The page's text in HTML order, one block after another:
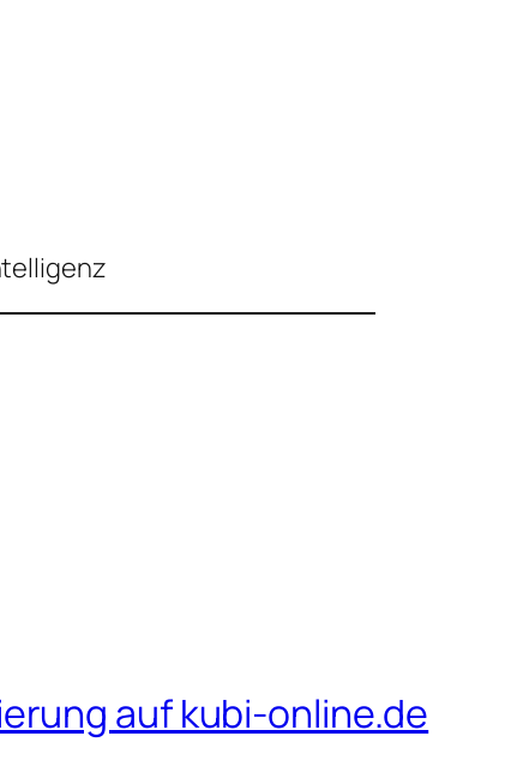
auf kubi-online.de